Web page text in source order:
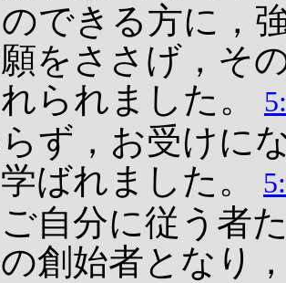
できる方に，
をささげ，そ
られました。
ず，お受けに
ばれました。
自分に従う者
創始者となり